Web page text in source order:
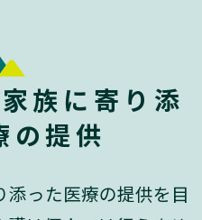
族に寄り添
の提供
った医療の提供を目